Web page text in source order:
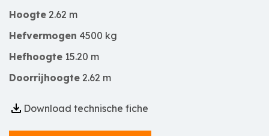
Hoogte 2.62 m
Hefvermogen 4500 kg
Hefhoogte 15.20 m
Doorrijhoogte 2.62 m
Download technische fiche